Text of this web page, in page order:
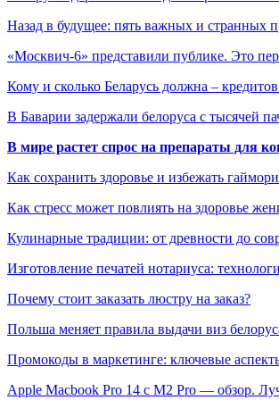
Назад в будущее: пять важных и странных
«Москвич-6» представили публике. Это
Кому и сколько Беларусь должна –
В Баварии задержали белоруса с тысячей
В мире растет спрос на препараты для
Как сохранить здоровье и избежать
Как стресс может повлиять на здоровье
Кулинарные традиции: от древности до
Изготовление печатей нотариуса:
Почему стоит заказать люстру на заказ?
Польша меняет правила выдачи виз
Промокоды в маркетинге: ключевые
Apple Macbook Pro 14 с M2 Pro — обзор.